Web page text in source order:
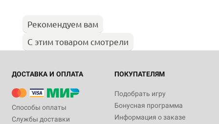
Рекомендуем вам
С этим товаром смотрели
ДОСТАВКА И ОПЛАТА
Способы оплаты
Службы доставки
ПОКУПАТЕЛЯМ
Подобрать игру
Бонусная программа
Информация о заказе